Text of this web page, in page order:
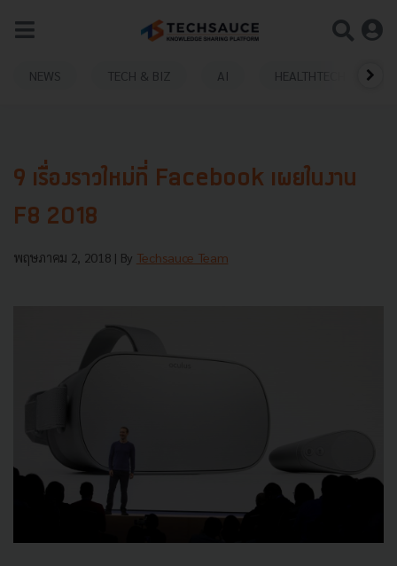
NEWS TECH & BIZ AI HEALTHTECH
9 เรื่องราวใหม่ที่ Facebook เผยในงาน
F8 2018
พฤษภาคม 2, 2018 | By Techsauce Team